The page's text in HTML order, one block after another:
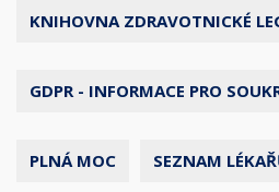
KNIHOVNA ZDRAVOTNICKÉ
GDPR - INFORMACE PRO
PLNÁ MOC SEZNAM